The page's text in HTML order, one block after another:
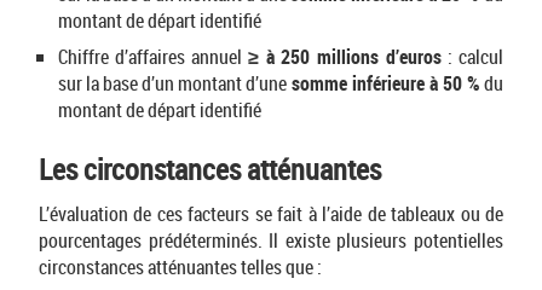
montant de départ identifié
Chiffre d’affaires annuel ≥ à 250 millions d’euros : calcul
sur la base d’un montant d’unesomme inférieure à 50 %du
montant de départ identifié
Les circonstances atténuantes
L’évaluation de ces facteurs se fait à l’aide de tableaux ou de
pourcentages prédéterminés. Il existe plusieurs potentielles
circonstances atténuantes telles que :